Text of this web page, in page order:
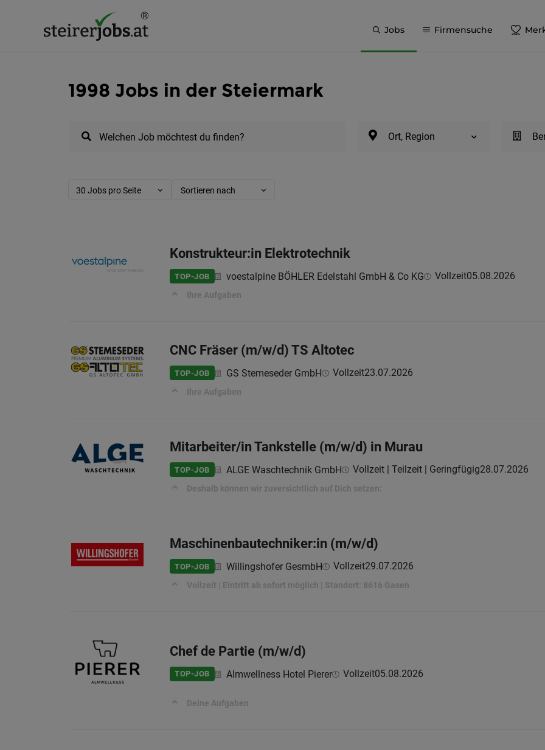
Jobs Firmensuche
1998 Jobs in der Steiermark
Welchen Job möchtest du finden? Ort, Region
30 Jobs pro Seite Sortieren nach
Konstrukteur:in Elektrotechnik
TOP-JOB voestalpine BÖHLER Edelstahl GmbH & Co KG Vollzeit05.08.2026
Ihre Aufgaben
CNC Fräser (m/w/d) TS Altotec
TOP-JOB GS Stemeseder GmbH Vollzeit23.07.2026
Ihre Aufgaben
Mitarbeiter/in Tankstelle (m/w/d) in Murau
TOP-JOB ALGE Waschtechnik GmbH Vollzeit | Teilzeit | Geringfügig28.07.2026
Deshalb können wir zuversichtlich auf Dich setzen:
Maschinenbautechniker:in (m/w/d)
TOP-JOB Willingshofer GesmbH Vollzeit29.07.2026
Vollzeit | Eintritt ab sofort möglich | Standort: 8616 Gasen
Chef de Partie (m/w/d)
TOP-JOB Almwellness Hotel Pierer Vollzeit05.08.2026
Deine Aufgaben